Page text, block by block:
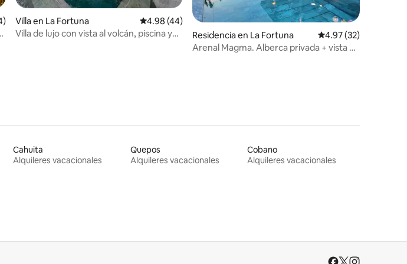
promedio: 4.97 de 5; 74 evaluaciones
Villa en La Fortuna Calificación promedio: 4.98 de 5; 44 evaluaciones
4.98 (44)
Villa de lujo con vista al volcán, piscina y
Residencia en La Fortuna Calificación
4.97 (32)
Arenal Magma. Alberca privada + vista al
Cahuita
Alquileres vacacionales
Quepos
Alquileres vacacionales
Cobano
Alquileres vacacionales